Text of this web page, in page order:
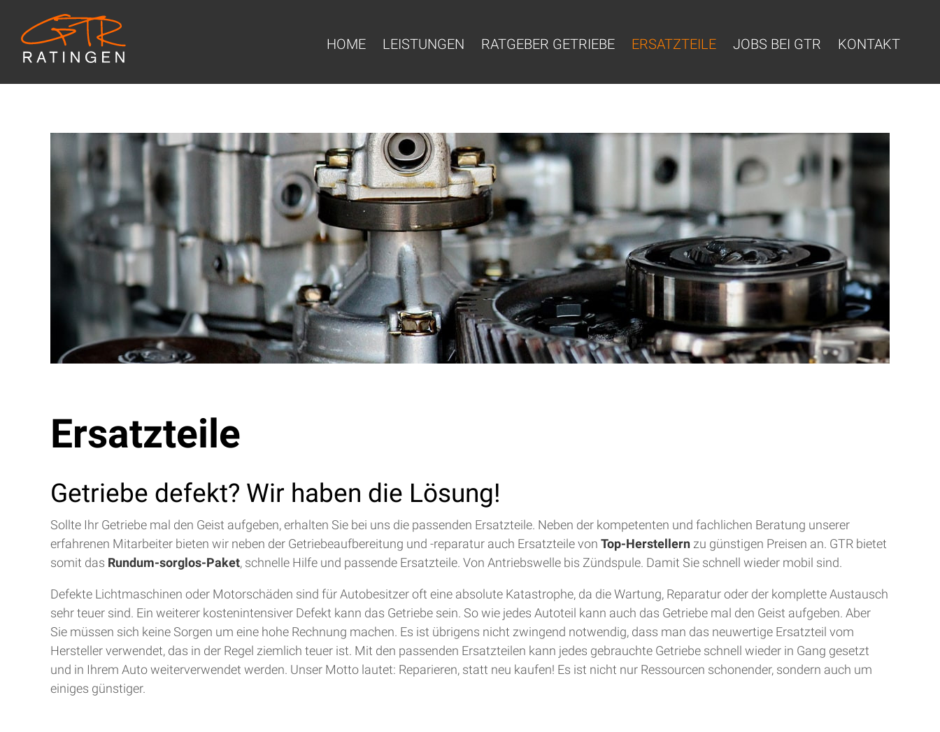
HOME LEISTUNGEN RATGEBER GETRIEBE ERSATZTEILE JOBS BEI GTR KONTAKT
Ersatzteile
Getriebe defekt? Wir haben die Lösung!
Sollte Ihr Getriebe mal den Geist aufgeben, erhalten Sie bei uns die passenden Ersatzteile. Neben der kompetenten und fachlichen Beratung unserer
erfahrenen Mitarbeiter bieten wir neben der Getriebeaufbereitung und -reparatur auch Ersatzteile von Top-Herstellern zu günstigen Preisen an. GTR bietet
somit das Rundum-sorglos-Paket, schnelle Hilfe und passende Ersatzteile. Von Antriebswelle bis Zündspule. Damit Sie schnell wieder mobil sind.
Defekte Lichtmaschinen oder Motorschäden sind für Autobesitzer oft eine absolute Katastrophe, da die Wartung, Reparatur oder der komplette Austausch
sehr teuer sind. Ein weiterer kostenintensiver Defekt kann das Getriebe sein. So wie jedes Autoteil kann auch das Getriebe mal den Geist aufgeben. Aber
Sie müssen sich keine Sorgen um eine hohe Rechnung machen. Es ist übrigens nicht zwingend notwendig, dass man das neuwertige Ersatzteil vom
Hersteller verwendet, das in der Regel ziemlich teuer ist. Mit den passenden Ersatzteilen kann jedes gebrauchte Getriebe schnell wieder in Gang gesetzt
und in Ihrem Auto weiterverwendet werden. Unser Motto lautet: Reparieren, statt neu kaufen! Es ist nicht nur Ressourcen schonender, sondern auch um
einiges günstiger.